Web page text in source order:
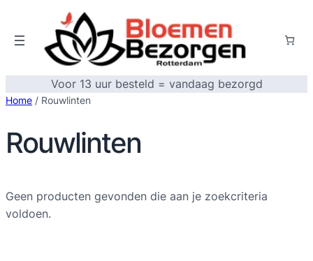
Voor 13 uur besteld = vandaag bezorgd
Home / Rouwlinten
Rouwlinten
Geen producten gevonden die aan je zoekcriteria
voldoen.